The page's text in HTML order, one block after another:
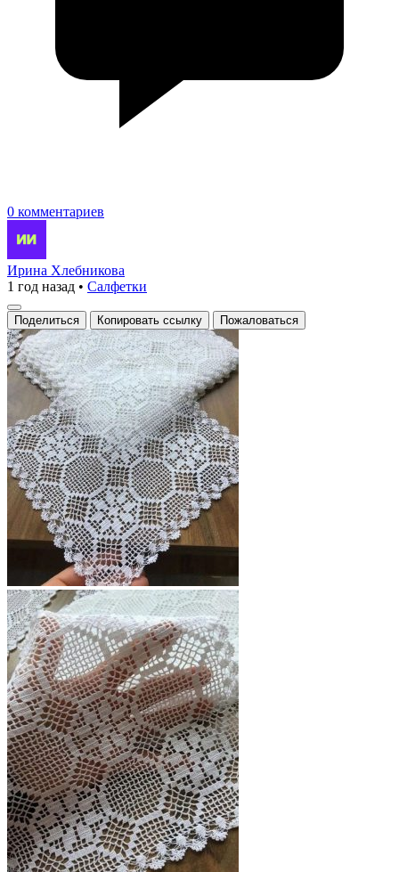
0 комментариев
Ирина Хлебникова
1 год назад • Салфетки
Поделиться Копировать ссылку Пожаловаться